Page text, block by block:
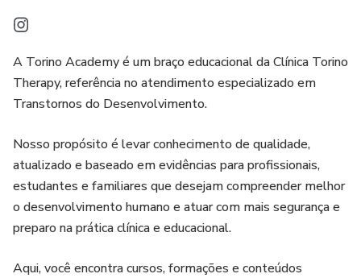
Mais do que um planner, é uma forma de dizer: você
importa. E merece ser cuidada também.
A Torino Academy é um braço educacional da Clínica Torino
Therapy, referência no atendimento especializado em
Transtornos do Desenvolvimento.
Nosso propósito é levar conhecimento de qualidade,
atualizado e baseado em evidências para profissionais,
estudantes e familiares que desejam compreender melhor
o desenvolvimento humano e atuar com mais segurança e
preparo na prática clínica e educacional.
Aqui, você encontra cursos, formações e conteúdos